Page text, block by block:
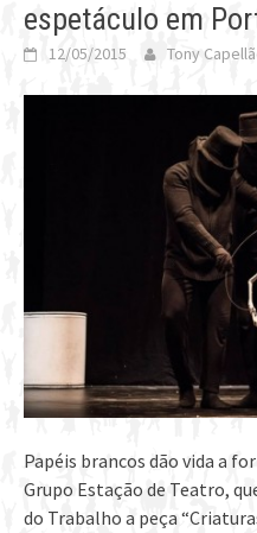
espetáculo em
12/05/2015 Tony
Papéis brancos dão vida a
Grupo Estação de Teatro,
do Trabalho a peça